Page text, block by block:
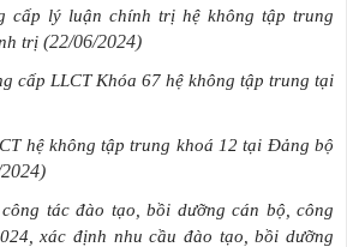
cấp lý luận chính trị hệ không tập trung
trị (22/06/2024)
cấp LLCT Khóa 67 hệ không tập trung tại
hệ không tập trung khoá 12 tại Đảng bộ
tác đào tạo, bồi dưỡng cán bộ, công
xác định nhu cầu đào tạo, bồi dưỡng